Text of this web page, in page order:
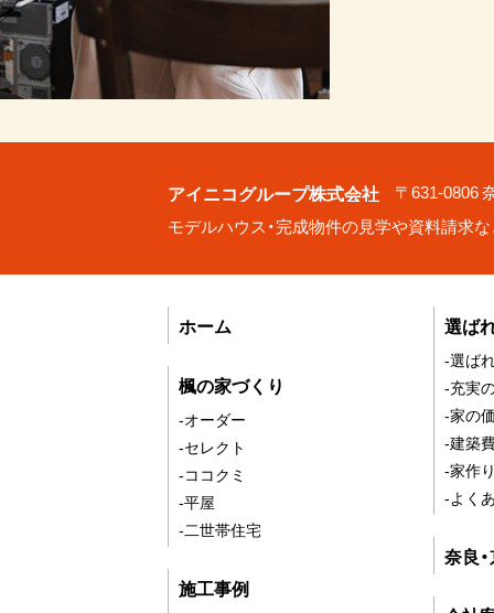
アイニコグループ株式会社
〒631-0806
モデルハウス・完成物件の見学や資料請求
ホーム
楓の家づくり
-オーダー
-セレクト
-ココクミ
-平屋
-二世帯住宅
施工事例
選ば
-選ば
-充実
-家の
-建築
-家作
-よく
奈良